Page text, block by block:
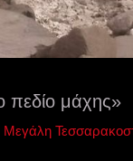
πεδίο μάχης»
Μεγάλη